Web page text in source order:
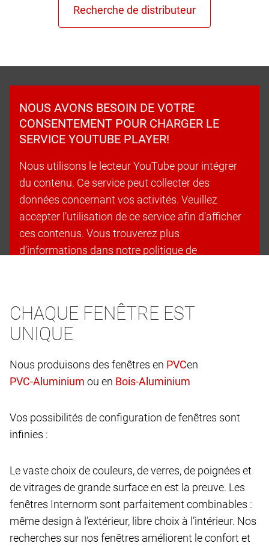
NOUS AVONS BESOIN DE VOTRE
CONSENTEMENT POUR CHARGER LE
SERVICE YOUTUBE PLAYER!
Nous utilisons le lecteur YouTube pour intégrer
du contenu. Ce service peut collecter des
données concernant vos activités. Veuillez
accepter l’utilisation de ce service afin d’afficher
ces contenus. Vous trouverez plus
d’informations dans notre politique de
Accepter les cookies et continuer
CHAQUE FENÊTRE EST
UNIQUE
Nous produisons des fenêtres en
en
ou en
Vos possibilités de configuration de fenêtres sont
infinies :
Le vaste choix de couleurs, de verres, de poignées et
de vitrages de grande surface en est la preuve. Les
fenêtres Internorm sont parfaitement combinables :
même design à l’extérieur, libre choix à l’intérieur. Nos
recherches sur nos fenêtres améliorent le confort et